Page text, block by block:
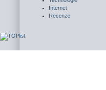
Internet
Recenze